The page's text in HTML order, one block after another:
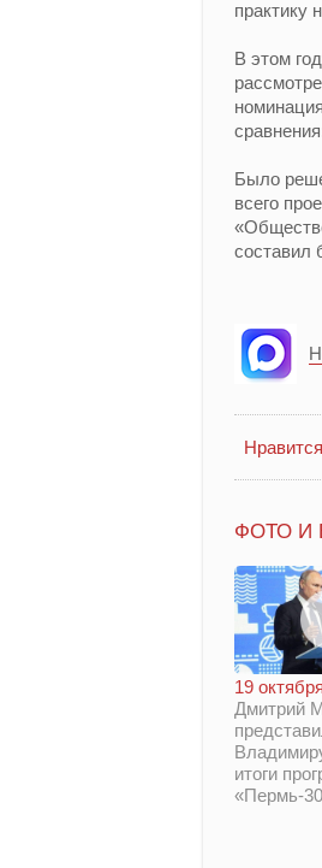
практику
В этом
Было
всего
составил
Нравится
ФОТО И
19
Дмитрий
итоги
«Пермь-